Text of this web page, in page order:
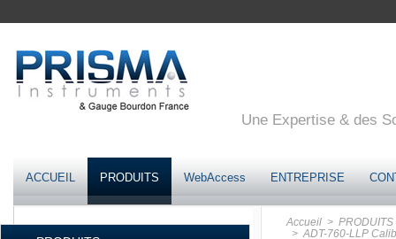
Une Expertise & des
ACCUEIL PRODUITS WebAccess ENTREPRISE
Accueil > PRODUITS
> ADT-760-LLP